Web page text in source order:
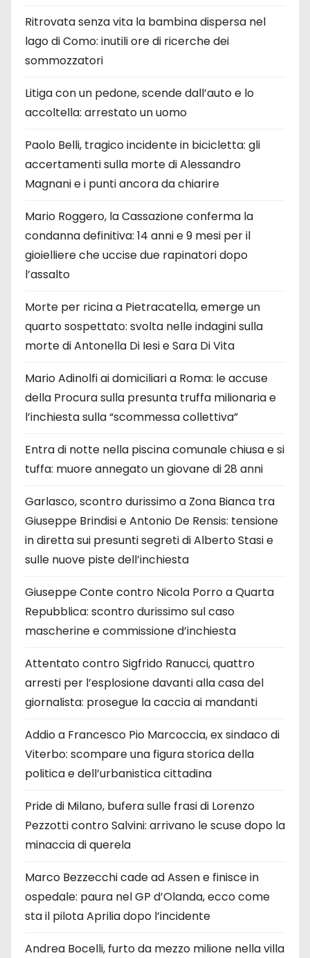
Ritrovata senza vita la bambina dispersa nel
lago di Como: inutili ore di ricerche dei
sommozzatori
Litiga con un pedone, scende dall’auto e lo
accoltella: arrestato un uomo
Paolo Belli, tragico incidente in bicicletta: gli
accertamenti sulla morte di Alessandro
Magnani e i punti ancora da chiarire
Mario Roggero, la Cassazione conferma la
condanna definitiva: 14 anni e 9 mesi per il
gioielliere che uccise due rapinatori dopo
l’assalto
Morte per ricina a Pietracatella, emerge un
quarto sospettato: svolta nelle indagini sulla
morte di Antonella Di Iesi e Sara Di Vita
Mario Adinolfi ai domiciliari a Roma: le accuse
della Procura sulla presunta truffa milionaria e
l’inchiesta sulla “scommessa collettiva”
Entra di notte nella piscina comunale chiusa e si
tuffa: muore annegato un giovane di 28 anni
Garlasco, scontro durissimo a Zona Bianca tra
Giuseppe Brindisi e Antonio De Rensis: tensione
in diretta sui presunti segreti di Alberto Stasi e
sulle nuove piste dell’inchiesta
Giuseppe Conte contro Nicola Porro a Quarta
Repubblica: scontro durissimo sul caso
mascherine e commissione d’inchiesta
Attentato contro Sigfrido Ranucci, quattro
arresti per l’esplosione davanti alla casa del
giornalista: prosegue la caccia ai mandanti
Addio a Francesco Pio Marcoccia, ex sindaco di
Viterbo: scompare una figura storica della
politica e dell’urbanistica cittadina
Pride di Milano, bufera sulle frasi di Lorenzo
Pezzotti contro Salvini: arrivano le scuse dopo la
minaccia di querela
Marco Bezzecchi cade ad Assen e finisce in
ospedale: paura nel GP d’Olanda, ecco come
sta il pilota Aprilia dopo l’incidente
Andrea Bocelli, furto da mezzo milione nella villa